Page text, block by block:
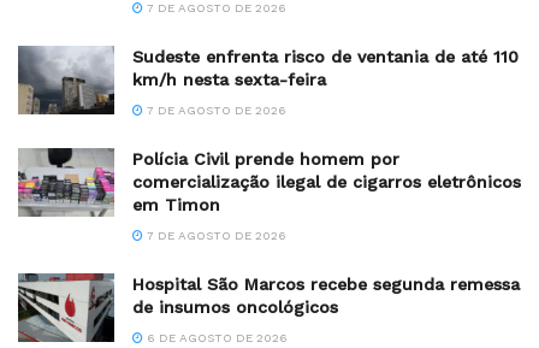
7 DE AGOSTO DE 2026
Sudeste enfrenta risco de ventania de até 110
km/h nesta sexta-feira
7 DE AGOSTO DE 2026
Polícia Civil prende homem por
comercialização ilegal de cigarros eletrônicos
em Timon
7 DE AGOSTO DE 2026
Hospital São Marcos recebe segunda remessa
de insumos oncológicos
6 DE AGOSTO DE 2026